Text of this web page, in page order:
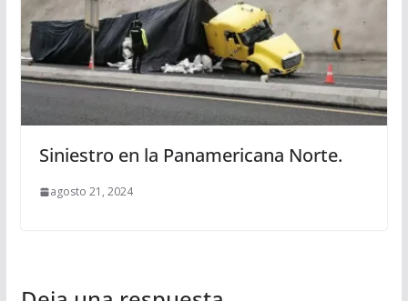
Siniestro en la Panamericana Norte.
agosto 21, 2024